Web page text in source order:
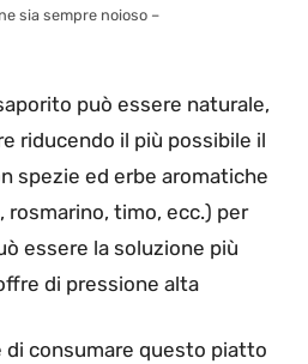
sia sempre noioso –
può essere naturale,
riducendo il più possibile il
spezie ed erbe aromatiche
rosmarino, timo, ecc.) per
essere la soluzione più
di pressione alta
di consumare questo piatto